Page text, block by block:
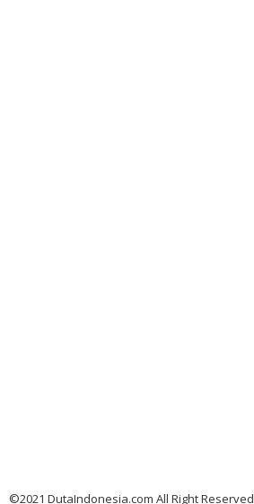
©2021 DutaIndonesia.com All Right Reserved